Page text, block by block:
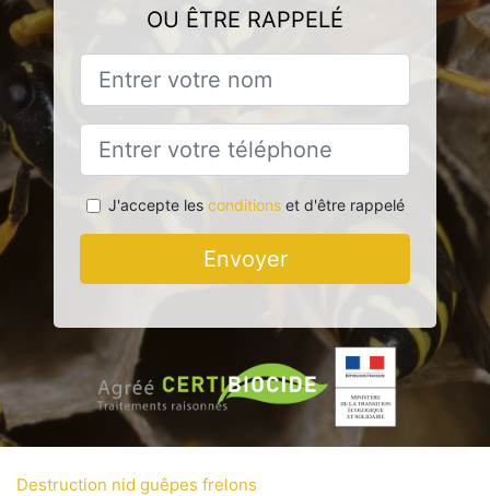
OU ÊTRE RAPPELÉ
J'accepte les conditionset d'être rappelé
Envoyer
Destruction nid guêpes frelons